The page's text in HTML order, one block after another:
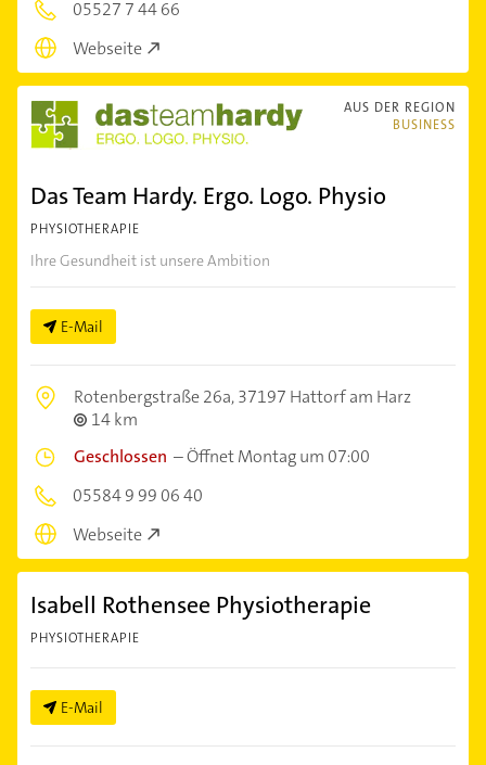
05527 7 44 66
Webseite
AUS DER REGION
BUSINESS
Das Team Hardy. Ergo. Logo. Physio
PHYSIOTHERAPIE
Ihre Gesundheit ist unsere Ambition
E-Mail
Rotenbergstraße 26a,37197 Hattorf am Harz
14 km
Geschlossen –Öffnet Montag um 07:00
05584 9 99 06 40
Webseite
Isabell Rothensee Physiotherapie
PHYSIOTHERAPIE
E-Mail